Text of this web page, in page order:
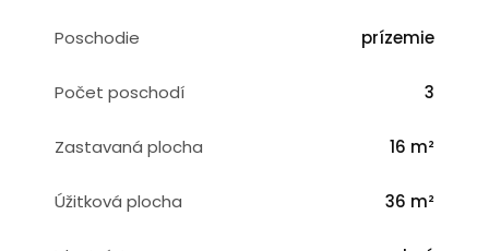
Poschodie prízemie
Počet poschodí 3
Zastavaná plocha 16 m²
Úžitková plocha 36 m²